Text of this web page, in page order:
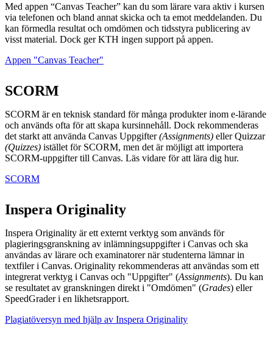
Med appen “Canvas Teacher” kan du som lärare vara aktiv i kursen
via telefonen och bland annat skicka och ta emot meddelanden. Du
kan förmedla resultat och omdömen och tidsstyra publicering av
visst material. Dock ger KTH ingen support på appen.
Appen "Canvas Teacher"
SCORM
SCORM är en teknisk standard för många produkter inom e-lärande
och används ofta för att skapa kursinnehåll. Dock rekommenderas
det starkt att använda Canvas Uppgifter(Assignments) eller Quizzar
(Quizzes) istället för SCORM, men det är möjligt att importera
SCORM-uppgifter till Canvas. Läs vidare för att lära dig hur.
SCORM
Inspera Originality
Inspera Originality är ett externt verktyg som används för
plagieringsgranskning av inlämningsuppgifter i Canvas och ska
användas av lärare och examinatorer när studenterna lämnar in
textfiler i Canvas. Originality rekommenderas att användas som ett
integrerat verktyg i Canvas och "Uppgifter" (Assignments). Du kan
se resultatet av granskningen direkt i "Omdömen" (Grades) eller
SpeedGrader i en likhetsrapport.
Plagiatöversyn med hjälp av Inspera Originality